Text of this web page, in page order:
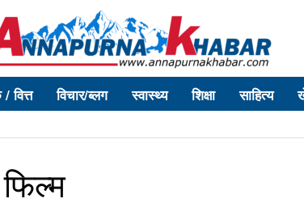
वित्त विचार/ब्लग स्वास्थ्य शिक्षा साहित्य